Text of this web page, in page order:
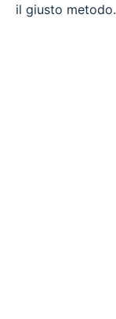
il giusto metodo.